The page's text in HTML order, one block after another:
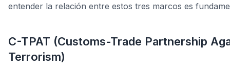
entender la relación entre estos tres marcos es
C-TPAT (Customs-Trade Partnership
Terrorism)